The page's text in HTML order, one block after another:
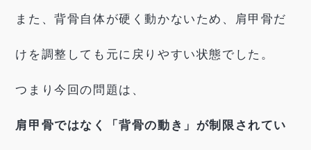
また、背骨自体が硬く動かないため、肩甲骨だ
けを調整しても元に戻りやすい状態でした。
つまり今回の問題は、
肩甲骨ではなく「背骨の動き」が制限されてい